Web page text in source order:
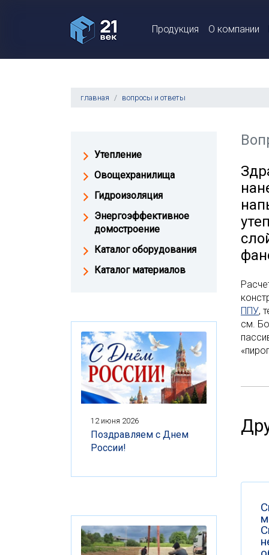
Продукция О компании
главная вопросы и ответы
ППУ,
см.
Утепление
Овощехранилища
Гидроизоляция
Энергоэффективное
домостроение
Каталог оборудования
Каталог материалов
12 июня 2026
Поздравляем с Днем
России!